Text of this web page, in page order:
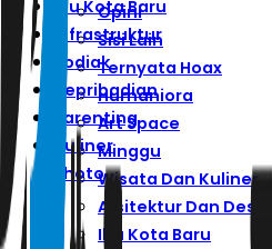
Ibu Kota Baru
Infrastruktur
Zodiak
Kepribadian
Parenting
Kuliner
Photo
Opini
Sisi Lain
Ternyata Hoax
Humaniora
Art Space
Minggu
Wisata Dan Kuliner
Arsitektur Dan Desain
Ibu Kota Baru